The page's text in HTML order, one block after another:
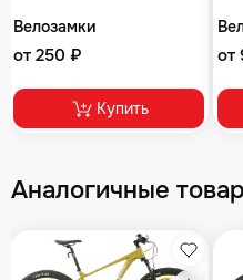
Велозамки
от 250 ₽
Купить
от
Аналогичные